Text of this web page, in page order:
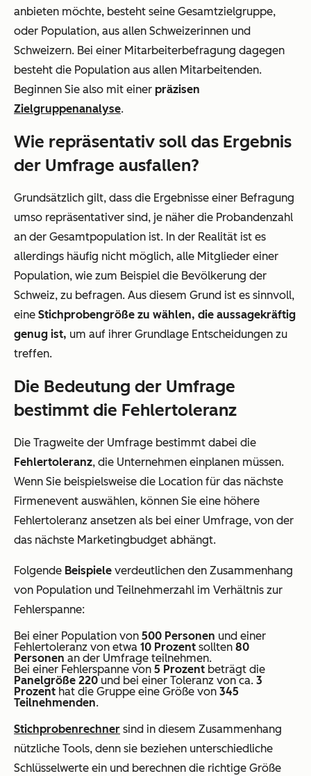
anbieten möchte, besteht seine Gesamtzielgruppe,
oder Population, aus allen Schweizerinnen und
Schweizern. Bei einer Mitarbeiterbefragung dagegen
besteht die Population aus allen Mitarbeitenden.
Beginnen Sie also mit einer präzisen
Zielgruppenanalyse.
Wie repräsentativ soll das Ergebnis
der Umfrage ausfallen?
Grundsätzlich gilt, dass die Ergebnisse einer Befragung
umso repräsentativer sind, je näher die Probandenzahl
an der Gesamtpopulation ist. In der Realität ist es
allerdings häufig nicht möglich, alle Mitglieder einer
Population, wie zum Beispiel die Bevölkerung der
Schweiz, zu befragen. Aus diesem Grund ist es sinnvoll,
eine Stichprobengröße zu wählen, die aussagekräftig
genug ist, um auf ihrer Grundlage Entscheidungen zu
treffen.
Die Bedeutung der Umfrage
bestimmt die Fehlertoleranz
Die Tragweite der Umfrage bestimmt dabei die
Fehlertoleranz, die Unternehmen einplanen müssen.
Wenn Sie beispielsweise die Location für das nächste
Firmenevent auswählen, können Sie eine höhere
Fehlertoleranz ansetzen als bei einer Umfrage, von der
das nächste Marketingbudget abhängt.
Folgende Beispiele verdeutlichen den Zusammenhang
von Population und Teilnehmerzahl im Verhältnis zur
Fehlerspanne:
Bei einer Population von 500 Personen und einer
Fehlertoleranz von etwa 10 Prozent sollten 80
Personen an der Umfrage teilnehmen.
Bei einer Fehlerspanne von 5 Prozent beträgt die
Panelgröße 220und bei einer Toleranz von ca. 3
Prozent hat die Gruppe eine Größe von 345
Teilnehmenden.
Stichprobenrechner sind in diesem Zusammenhang
nützliche Tools, denn sie beziehen unterschiedliche
Schlüsselwerte ein und berechnen die richtige Größe